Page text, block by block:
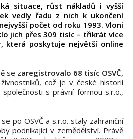
situace, růst nákladů i vyšší
vedly řadu z nich k ukončení
počet od roku 1993. Vloni
jich přes 309 tisíc – třikrát více
která poskytuje největší online
se zaregistrovalo 68 tisíc OSVČ,
což je v české historii
s právní formou s.r.o.,
po OSVČ a s.r.o. staly zahraniční
podnikající v zemědělství. Právě